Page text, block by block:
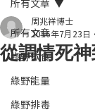
所有文章
綠野飲食
綠野能量
綠野排毒
從調情死
周兆祥博士
2016年7月23日